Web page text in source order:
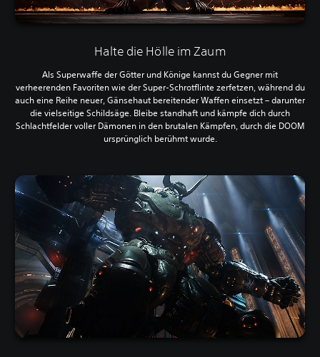
Halte die Hölle im Zaum
Als Superwaffe der Götter und Könige kannst du Gegner mit
verheerenden Favoriten wie der Super-Schrotflinte zerfetzen, während du
auch eine Reihe neuer, Gänsehaut bereitender Waffen einsetzt – darunter
die vielseitige Schildsäge. Bleibe standhaft und kämpfe dich durch
Schlachtfelder voller Dämonen in den brutalen Kämpfen, durch die DOOM
ursprünglich berühmt wurde.